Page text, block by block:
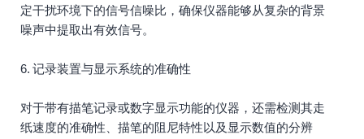
定干扰环境下的信号信噪比，确保仪器能够从复杂的背景
噪声中提取出有效信号。
6. 记录装置与显示系统的准确性
对于带有描笔记录或数字显示功能的仪器，还需检测其走
纸速度的准确性、描笔的阻尼特性以及显示数值的分辨